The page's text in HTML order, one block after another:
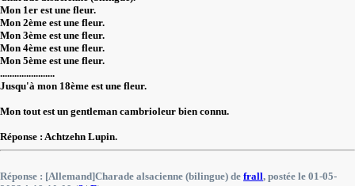
Mon 1er est une fleur.
Mon 2ème est une fleur.
Mon 3ème est une fleur.
Mon 4ème est une fleur.
Mon 5ème est une fleur.
.......................
Jusqu'à mon 18ème est une fleur.
Mon tout est un gentleman cambrioleur bien connu.
Réponse : Achtzehn Lupin.
Réponse : [Allemand]Charade alsacienne (bilingue) de frall, postée le 01-05-